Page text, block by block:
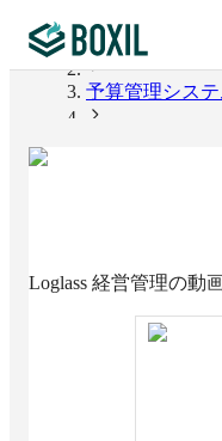
カテゴリから探す
BOXIL
予算管理システ
Loglass 経営管理の動